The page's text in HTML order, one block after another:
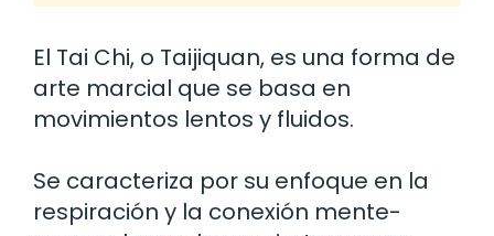
El Tai Chi, o Taijiquan, es una forma de
arte marcial que se basa en
movimientos lentos y fluidos.
Se caracteriza por su enfoque en la
respiración y la conexión mente-